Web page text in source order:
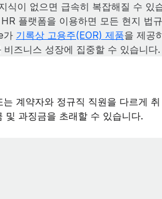
식이 없으면 급속히 복잡해질 수 있
플랫폼을 이용하면 모든 현지 법
가 기록상 고용주(EOR) 제품을 제공
즈니스 성장에 집중할 수 있습니다.
계약자와 정규직 직원을 다르게 취
및 과징금을 초래할 수 있습니다.